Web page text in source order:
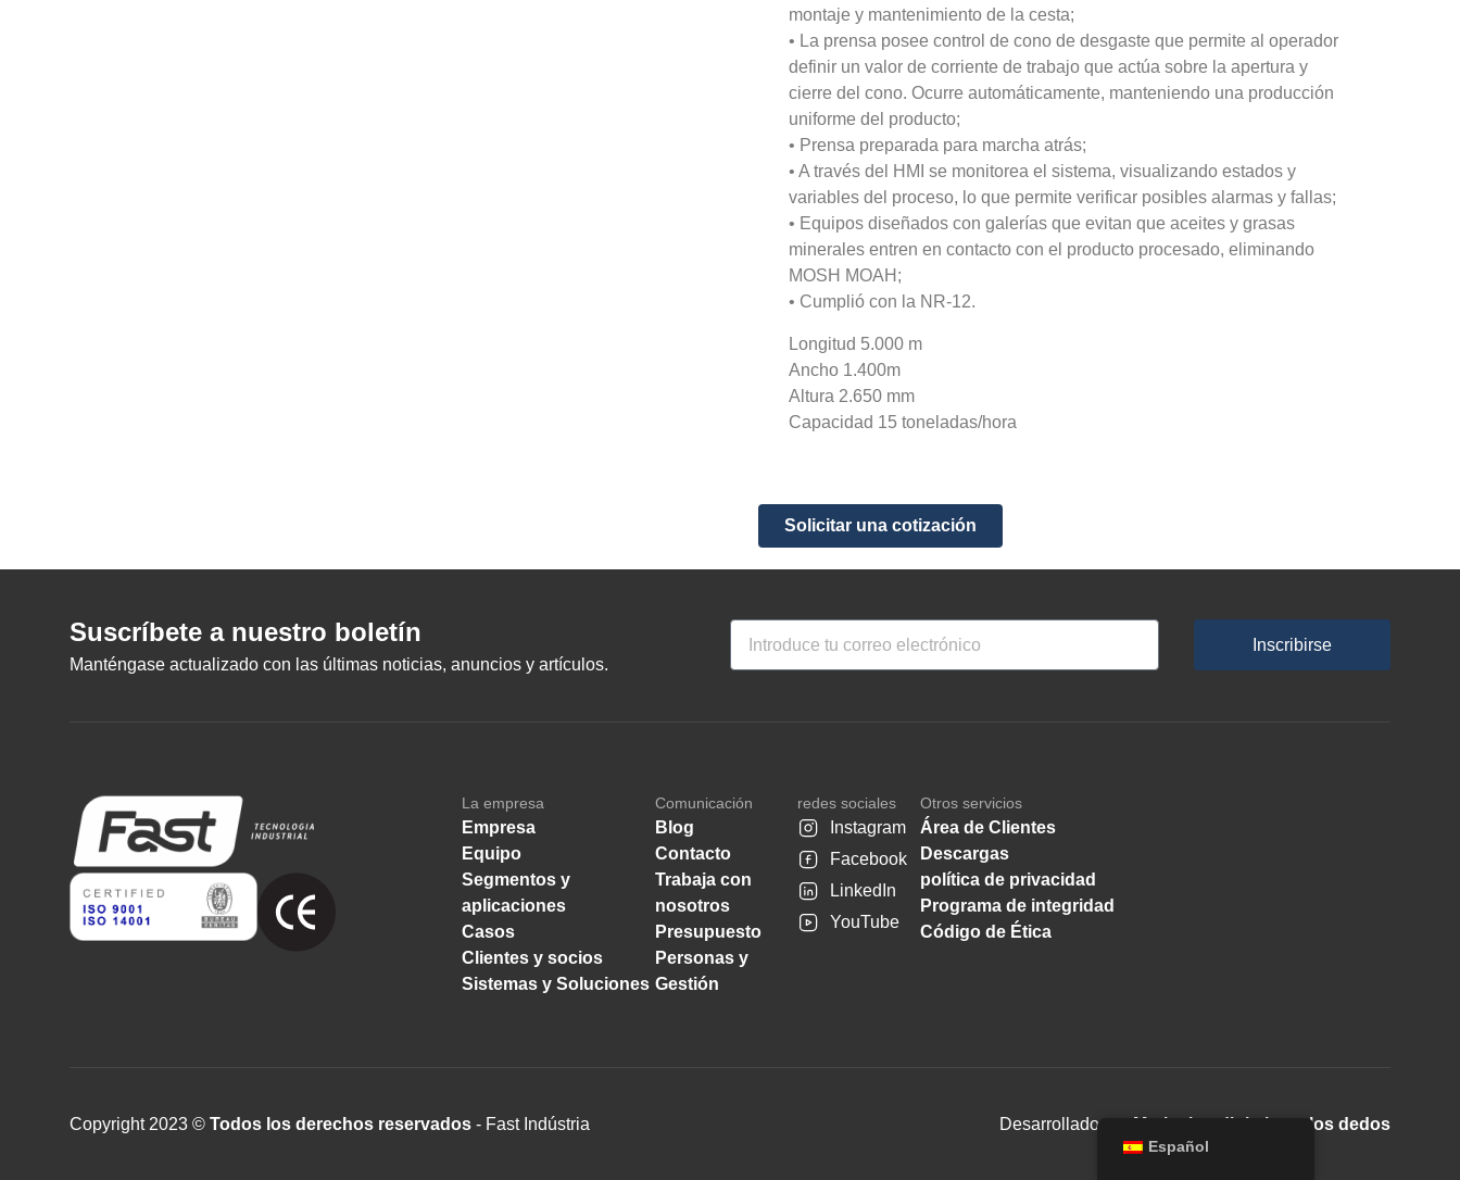
montaje y mantenimiento de la cesta;
• La prensa posee control de cono de desgaste que permite al operador
definir un valor de corriente de trabajo que actúa sobre la apertura y
cierre del cono. Ocurre automáticamente, manteniendo una producción
uniforme del producto;
• Prensa preparada para marcha atrás;
• A través del HMI se monitorea el sistema, visualizando estados y
variables del proceso, lo que permite verificar posibles alarmas y fallas;
• Equipos diseñados con galerías que evitan que aceites y grasas
minerales entren en contacto con el producto procesado, eliminando
MOSH MOAH;
• Cumplió con la NR-12.
Longitud 5.000 m
Ancho 1.400m
Altura 2.650 mm
Capacidad 15 toneladas/hora
Solicitar una cotización
Suscríbete a nuestro boletín
Manténgase actualizado con las últimas noticias, anuncios y artículos.
Inscribirse
La empresa
Empresa
Equipo
Segmentos y
aplicaciones
Casos
Clientes y socios
Sistemas y Soluciones
Comunicación
Blog
Contacto
Trabaja con
nosotros
Presupuesto
Personas y
Gestión
redes sociales
Instagram
Facebook
LinkedIn
YouTube
Otros servicios
Área de Clientes
Descargas
política de privacidad
Programa de integridad
Código de Ética
Copyright 2023 © Todos los derechos reservados - Fast Indústria Desarrollado por Marketing digital con los dedos
Español